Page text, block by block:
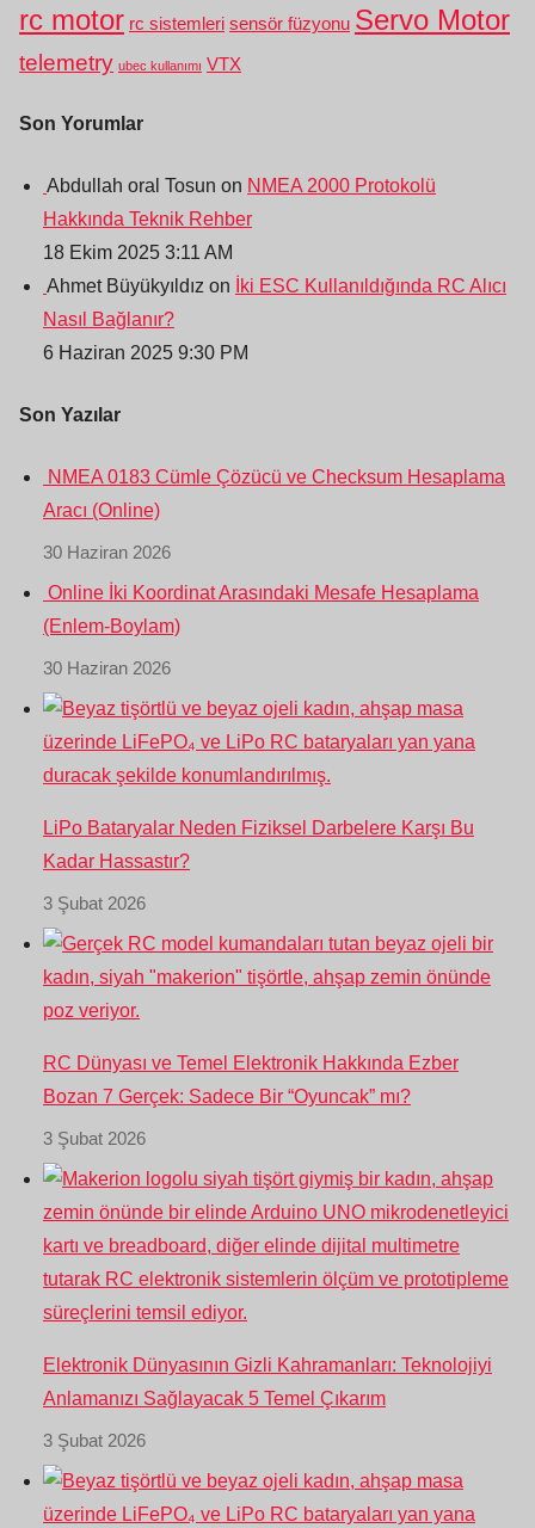
rc motor rc sistemleri sensör füzyonu Servo Motor
telemetry ubec kullanımı VTX
Son Yorumlar
Abdullah oral Tosun on NMEA 2000 Protokolü
Hakkında Teknik Rehber
18 Ekim 2025 3:11 AM
Ahmet Büyükyıldız on
İki ESC Kullanıldığında RC Alıcı
Nasıl Bağlanır?
6 Haziran 2025 9:30 PM
Son Yazılar
NMEA 0183 Cümle Çözücü ve Checksum Hesaplama
Aracı (Online)
30 Haziran 2026
Online İki Koordinat Arasındaki Mesafe Hesaplama
(Enlem-Boylam)
30 Haziran 2026
LiPo Bataryalar Neden Fiziksel Darbelere Karşı Bu
Kadar Hassastır?
3 Şubat 2026
RC Dünyası ve Temel Elektronik Hakkında Ezber
Bozan 7 Gerçek: Sadece Bir “Oyuncak” mı?
3 Şubat 2026
Elektronik Dünyasının Gizli Kahramanları: Teknolojiyi
Anlamanızı Sağlayacak 5 Temel Çıkarım
3 Şubat 2026